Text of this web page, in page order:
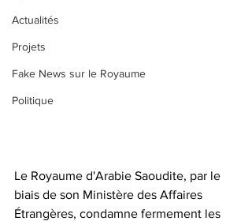
Actualités
Projets
Fake News sur le Royaume
Politique
Le Royaume d'Arabie Saoudite, par le
biais de son Ministère des Affaires
Étrangères, condamne fermement les